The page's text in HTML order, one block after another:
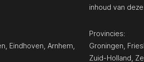
inhoud van
Eindhoven Arnhem
Provincies:
Groningen
Zuid-Holland